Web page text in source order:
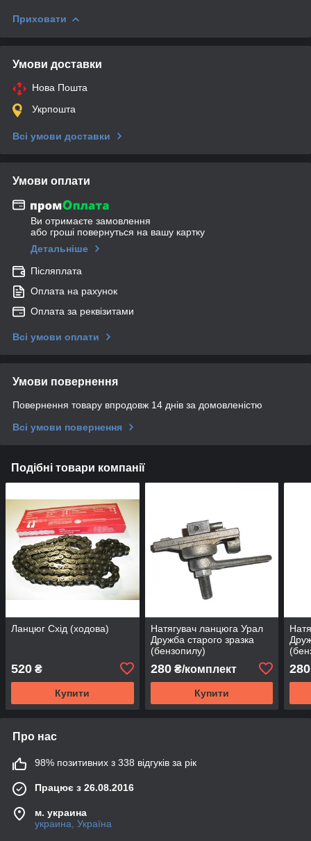
Приховати
Умови доставки
Нова Пошта
Укрпошта
Всі умови доставки
Умови оплати
Ви отримаєте замовлення
або гроші повернуться на вашу картку
Детальніше
Післяплата
Оплата на рахунок
Оплата за реквізитами
Всі умови оплати
Умови повернення
Повернення товару впродовж 14 днів за домовленістю
Всі умови повернення
Подібні товари компанії
Ланцюг Схід (ходова)
520 ₴
Купити
Натягувач ланцюга Урал
Дружба старого зразка
(бензопилу)
280₴/комплект
Купити
280
Про нас
98% позитивних з 338 відгуків за рік
Працює з 26.08.2016
м. украина
украина, Україна